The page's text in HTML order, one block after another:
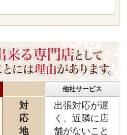
他社サービス
対
応
地
出張対応が遅
く、近隣に店
舗がないこと